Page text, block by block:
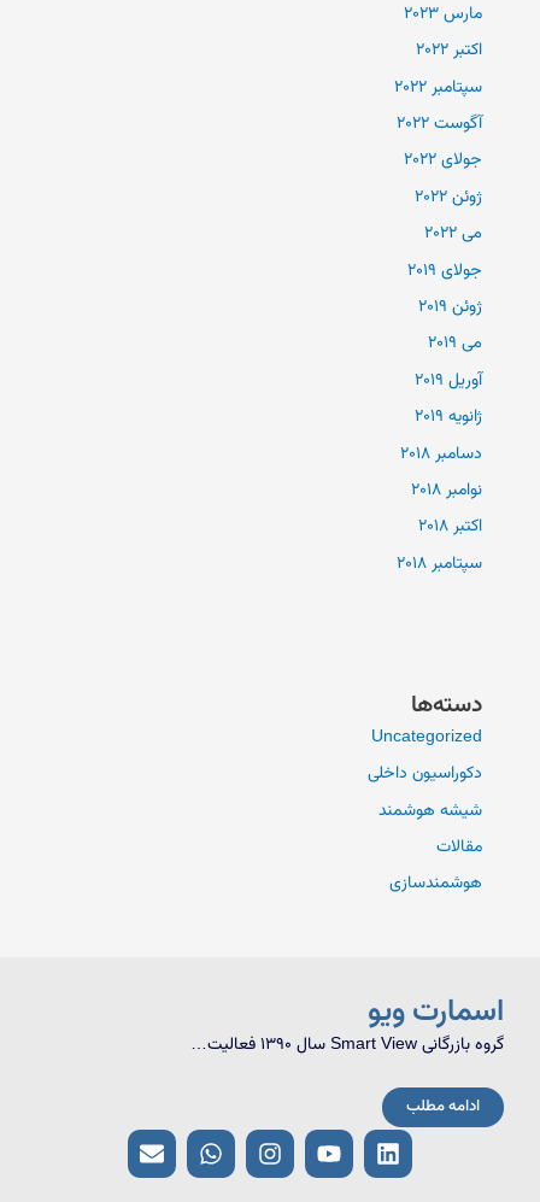
مارس 2023
اکتبر 2022
سپتامبر 2022
آگوست 2022
جولای 2022
ژوئن 2022
می 2022
جولای 2019
ژوئن 2019
می 2019
آوریل 2019
ژانویه 2019
دسامبر 2018
نوامبر 2018
اکتبر 2018
سپتامبر 2018
دسته‌ها
Uncategorized
دکوراسیون داخلی
شیشه هوشمند
مقالات
هوشمندسازی
اسمارت ویو
گروه بازرگانی Smart View سال 1390 فعالیت…
ادامه مطلب
L
i
n
Y
o
u
I
n
s
W
h
a
E
n
v